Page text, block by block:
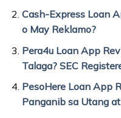
Cash-Express Loan
o May Reklamo?
Pera4u Loan App
Talaga? SEC
PesoHere Loan App
Panganib sa Utang